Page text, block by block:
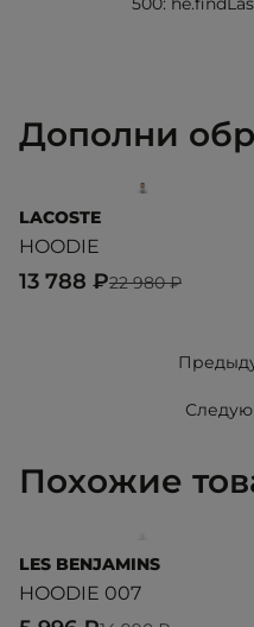
Дополни
LACOSTE
HOODIE
22 980 ₽
13 788 ₽
Похожие
LES BENJAMINS
HOODIE 007